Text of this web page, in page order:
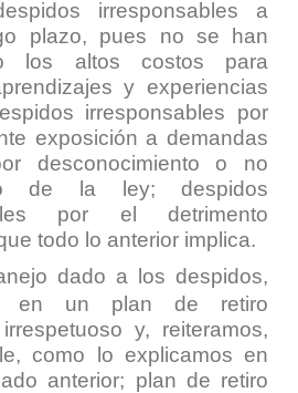
irresponsables a
plazo, pues no se han
los altos costos para
y experiencias
irresponsables por
exposición a demandas
desconocimiento o no
de la ley; despidos
por el detrimento
todo lo anterior implica.
dado a los despidos,
en un plan de retiro
irrespetuoso y, reiteramos,
como lo explicamos en
anterior; plan de retiro